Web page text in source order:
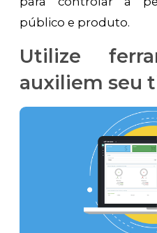
público e produto.
Utilize
auxiliem seu